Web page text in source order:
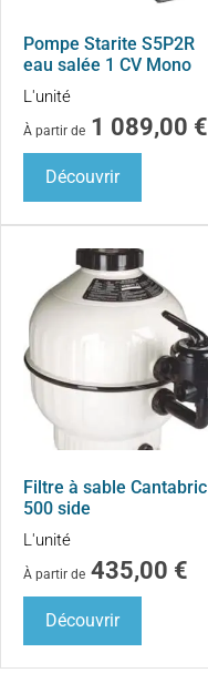
Pompe Starite S5P2R
eau salée 1 CV Mono
L'unité
À partir de 1 089,00 €
Découvrir
Filtre à sable Cantabric
500 side
L'unité
À partir de 435,00 €
Découvrir